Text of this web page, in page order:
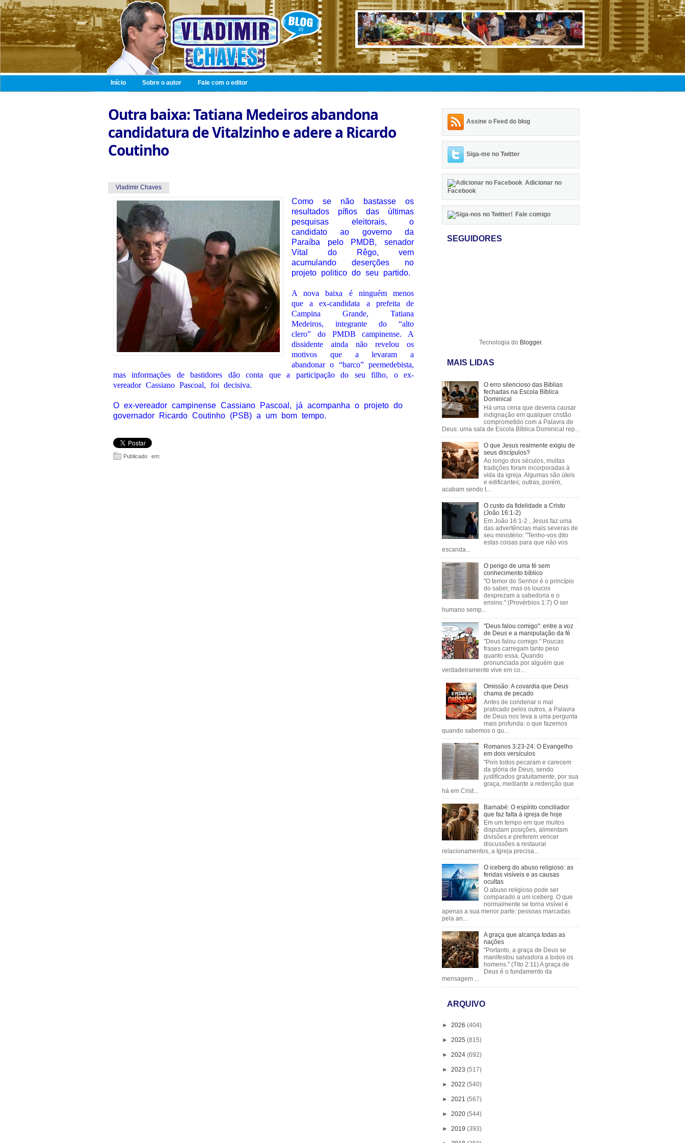
Início Sobre o autor Fale com o editor
Outra baixa: Tatiana Medeiros abandona
candidatura de Vitalzinho e adere a Ricardo
Coutinho
Vladimir Chaves
Como se não bastasse os
resultados pífios das últimas
pesquisas eleitorais, o
candidato ao governo da
Paraíba pelo PMDB, senador
Vital do Rêgo, vem
acumulando deserções no
projeto politico do seu partido.
A nova baixa é ninguém menos
que a ex-candidata a prefeita de
Campina Grande, Tatiana
Medeiros, integrante do “alto
clero” do PMDB campinense. A
dissidente ainda não revelou os
motivos que a levaram a
abandonar o “barco” peemedebista,
mas informações de bastidores dão conta que a participação do seu filho, o ex-
vereador Cassiano Pascoal, foi decisiva.
O ex-vereador campinense Cassiano Pascoal, já acompanha o projeto do
governador Ricardo Coutinho (PSB) a um bom tempo.
Publicado em:
Assine o Feed do blog
Siga-me no Twitter
Adicionar no
Facebook
Fale comigo
SEGUIDORES
Tecnologia do Blogger.
MAIS LIDAS
O erro silencioso das Bíblias
fechadas na Escola Bíblica
Dominical
Há uma cena que deveria causar
indignação em qualquer cristão
comprometido com a Palavra de
Deus: uma sala de Escola Bíblica Dominical rep...
O que Jesus realmente exigiu de
seus discípulos?
Ao longo dos séculos, muitas
tradições foram incorporadas à
vida da igreja. Algumas são úteis
e edificantes; outras, porém,
acabam sendo t...
O custo da fidelidade a Cristo
(João 16:1-2)
Em João 16:1-2 , Jesus faz uma
das advertências mais severas de
seu ministério: "Tenho-vos dito
estas coisas para que não vos
escanda...
O perigo de uma fé sem
conhecimento bíblico
"O temor do Senhor é o princípio
do saber, mas os loucos
desprezam a sabedoria e o
ensino." (Provérbios 1:7) O ser
humano semp...
"Deus falou comigo": entre a voz
de Deus e a manipulação da fé
"Deus falou comigo." Poucas
frases carregam tanto peso
quanto essa. Quando
pronunciada por alguém que
verdadeiramente vive em co...
Omissão: A covardia que Deus
chama de pecado
Antes de condenar o mal
praticado pelos outros, a Palavra
de Deus nos leva a uma pergunta
mais profunda: o que fazemos
quando sabemos o qu...
Romanos 3:23-24: O Evangelho
em dois versículos
"Pois todos pecaram e carecem
da glória de Deus, sendo
justificados gratuitamente, por sua
graça, mediante a redenção que
há em Crist...
Barnabé: O espírito conciliador
que faz falta à igreja de hoje
Em um tempo em que muitos
disputam posições, alimentam
divisões e preferem vencer
discussões a restaurar
relacionamentos, a Igreja precisa...
O iceberg do abuso religioso: as
feridas visíveis e as causas
ocultas
O abuso religioso pode ser
comparado a um iceberg. O que
normalmente se torna visível é
apenas a sua menor parte: pessoas marcadas
pela an...
A graça que alcança todas as
nações
"Portanto, a graça de Deus se
manifestou salvadora a todos os
homens." (Tito 2:11) A graça de
Deus é o fundamento da
mensagem ...
ARQUIVO
► 2026 (404)
► 2025 (815)
► 2024 (692)
► 2023 (517)
► 2022 (540)
► 2021 (567)
► 2020 (544)
► 2019 (393)